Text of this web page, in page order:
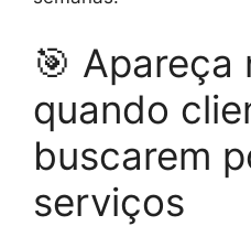
🎯 Apareça
quando
buscarem
serviços